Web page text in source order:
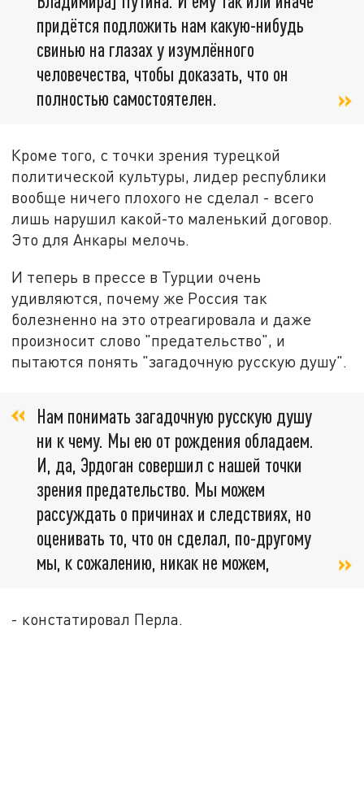
придётся подложить нам какую-нибудь
свинью на глазах у изумлённого
человечества, чтобы доказать, что он
полностью самостоятелен.
Кроме того, с точки зрения турецкой
политической культуры, лидер республики
вообще ничего плохого не сделал - всего
лишь нарушил какой-то маленький договор.
Это для Анкары мелочь.
И теперь в прессе в Турции очень
удивляются, почему же Россия так
болезненно на это отреагировала и даже
произносит слово "предательство", и
пытаются понять "загадочную русскую душу".
Нам понимать загадочную русскую душу
ни к чему. Мы ею от рождения обладаем.
И, да, Эрдоган совершил с нашей точки
зрения предательство. Мы можем
рассуждать о причинах и следствиях, но
оценивать то, что он сделал, по-другому
мы, к сожалению, никак не можем,
- констатировал Перла.